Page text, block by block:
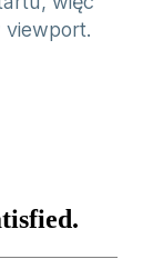
viewport.